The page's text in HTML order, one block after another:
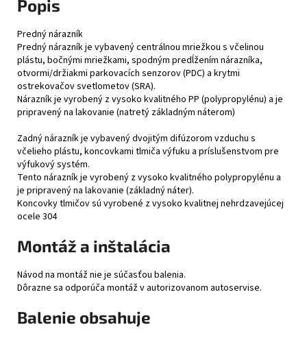
Popis
Predný nárazník
Predný nárazník je vybavený centrálnou mriežkou s včelinou
plástu, bočnými mriežkami, spodným predĺžením nárazníka,
otvormi/držiakmi parkovacích senzorov (PDC) a krytmi
ostrekovačov svetlometov (SRA).
Nárazník je vyrobený z vysoko kvalitného PP (polypropylénu) a je
pripravený na lakovanie (natretý základným náterom)
Zadný nárazník je vybavený dvojitým difúzorom vzduchu s
včelieho plástu, koncovkami tlmiča výfuku a príslušenstvom pre
výfukový systém.
Tento nárazník je vyrobený z vysoko kvalitného polypropylénu a
je pripravený na lakovanie (základný náter).
Koncovky tlmičov sú vyrobené z vysoko kvalitnej nehrdzavejúcej
ocele 304
Montáž a inštalácia
Návod na montáž nie je súčasťou balenia.
Dôrazne sa odporúča montáž v autorizovanom autoservise.
Balenie obsahuje